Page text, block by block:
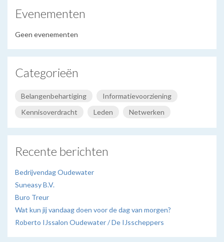
Evenementen
Geen evenementen
Categorieën
Belangenbehartiging
Informatievoorziening
Kennisoverdracht
Leden Netwerken
Recente berichten
Bedrijvendag Oudewater
Suneasy B.V.
Buro Treur
Wat kun jij vandaag doen voor de dag van morgen?
Roberto IJssalon Oudewater / De IJsscheppers